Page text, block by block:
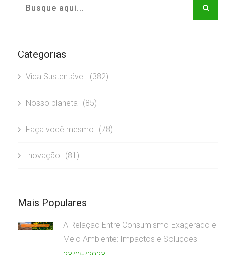
Categorias
Vida Sustentável (382)
Nosso planeta (85)
Faça você mesmo (78)
Inovação (81)
Mais Populares
A Relação Entre Consumismo Exagerado e
Meio Ambiente: Impactos e Soluções